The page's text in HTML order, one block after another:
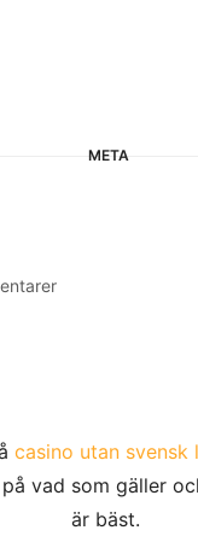
META
casino utan svensk
vad som gäller
är bäst.